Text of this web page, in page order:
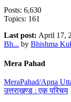
Posts: 6,630
Topics: 161
Last post: April 17,
Bh... by Bhishma
Mera Pahad
MeraPahad/Apna
उत्तराखण्ड : एक परिचय